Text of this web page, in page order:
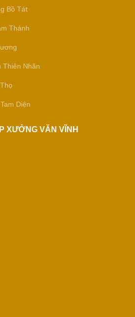
Bồ Tát
Thánh
Thiên Nhãn
Diện
XƯỞNG VĂN VĨNH